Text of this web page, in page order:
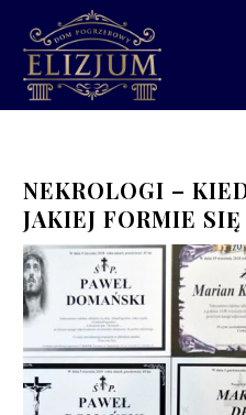
NEKROLOGI –
JAKIEJ FORMIE